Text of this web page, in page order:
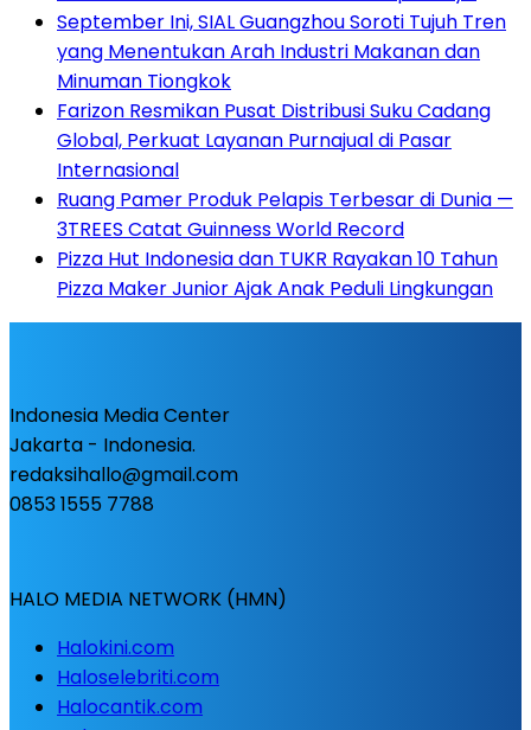
September Ini, SIAL Guangzhou Soroti Tujuh Tren
yang Menentukan Arah Industri Makanan dan
Minuman Tiongkok
Farizon Resmikan Pusat Distribusi Suku Cadang
Global, Perkuat Layanan Purnajual di Pasar
Internasional
Ruang Pamer Produk Pelapis Terbesar di Dunia —
3TREES Catat Guinness World Record
Pizza Hut Indonesia dan TUKR Rayakan 10 Tahun
Pizza Maker Junior Ajak Anak Peduli Lingkungan
Indonesia Media Center
Jakarta - Indonesia.
redaksihallo@gmail.com
0853 1555 7788
HALO MEDIA NETWORK (HMN)
Halokini.com
Haloselebriti.com
Halocantik.com